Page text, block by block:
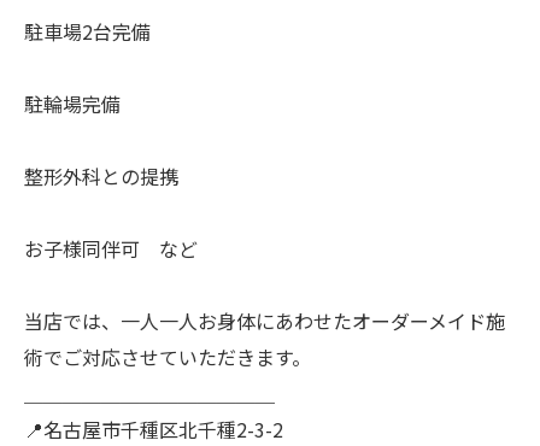
駐車場2台完備
駐輪場完備
整形外科との提携
お子様同伴可 など
当店では、一人一人お身体にあわせたオーダーメイド施
術でご対応させていただきます。
📍名古屋市千種区北千種2-3-2